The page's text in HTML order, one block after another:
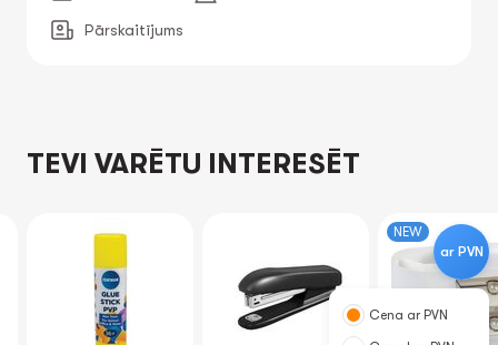
Pārskaitījums
TEVI VARĒTU INTERESĒT
NEW
ar PVN
Cena ar PVN